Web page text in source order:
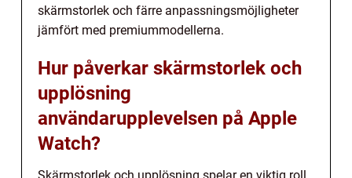
skärmstorlek och färre anpassningsmöjligheter
jämfört med premiummodellerna.
Hur påverkar skärmstorlek och
upplösning
användarupplevelsen på Apple
Watch?